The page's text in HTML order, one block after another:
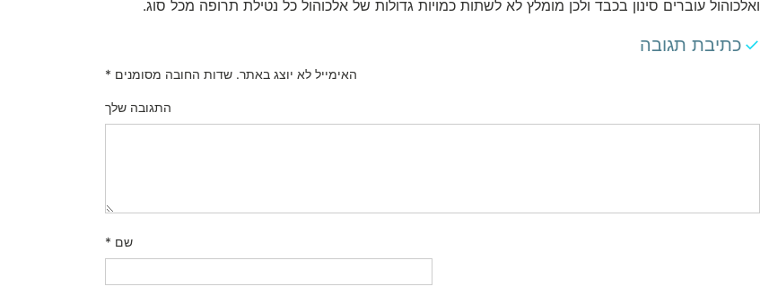
ואלכוהול עוברים סינון בכבד ולכן מומלץ לא לשתות כמויות גדולות של אלכוהול כל נטילת תרופה מכל סוג.
כתיבת תגובה
האימייל לא יוצג באתר. שדות החובה מסומנים *
התגובה שלך
שם *